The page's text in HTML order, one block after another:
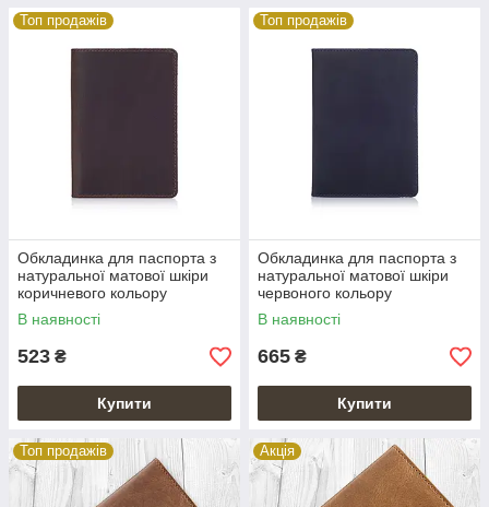
Топ продажів
Обкладинка для паспорта з
натуральної матової шкіри
коричневого кольору
В наявності
523 ₴
Купити
Топ продажів
Обкладинка для паспорта з
натуральної матової шкіри
червоного кольору
В наявності
665 ₴
Купити
Топ продажів Акція